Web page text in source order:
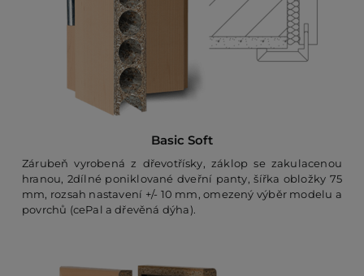
Basic Soft
Zárubeň vyrobená z dřevotřísky, záklop se zakulacenou
hranou, 2dílné poniklované dveřní panty, šířka obložky 75
mm, rozsah nastavení +/- 10 mm, omezený výběr modelu a
povrchů (cePal a dřevěná dýha).